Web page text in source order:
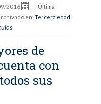
2016 — Última
en: Tercera edad
de
con
sus